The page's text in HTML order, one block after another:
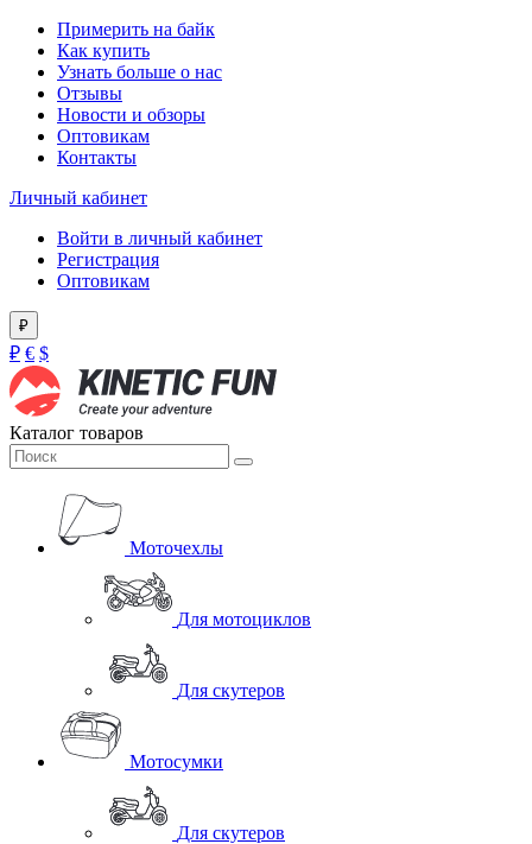
Примерить на байк
Как купить
Узнать больше о нас
Отзывы
Новости и обзоры
Оптовикам
Контакты
Личный кабинет
Войти в личный кабинет
Регистрация
Оптовикам
₽
₽ € $
Каталог товаров
Моточехлы
Для мотоциклов
Для скутеров
Мотосумки
Для скутеров